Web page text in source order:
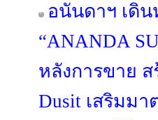
อนันดาฯ เดิ
“ANANDA
หลังการขาย ส
Dusit เสริมม